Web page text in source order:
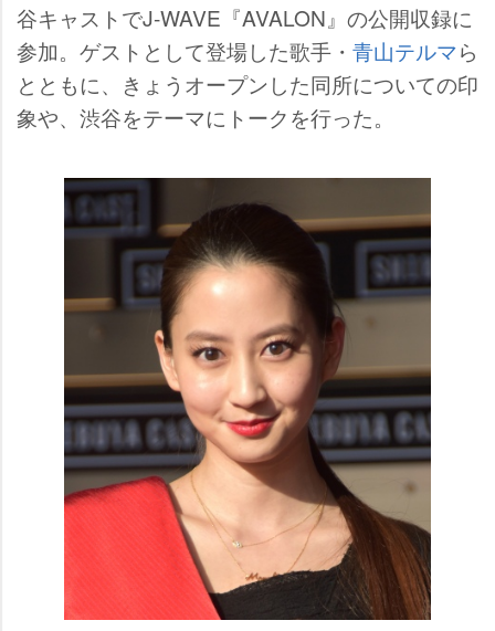
谷キャストでJ-WAVE『AVALON』の公開収録に
参加。ゲストとして登場した歌手・ 青山テルマら
とともに、きょうオープンした同所についての印
象や、渋谷をテーマにトークを行った。